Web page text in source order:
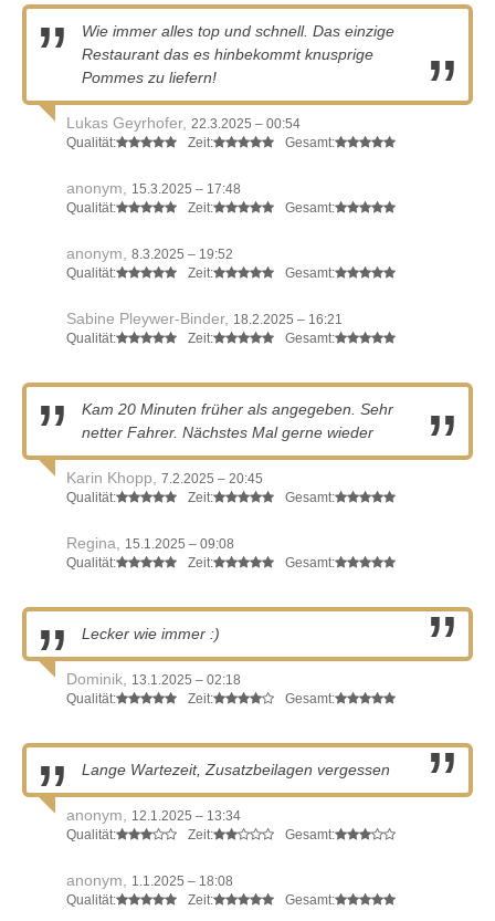
Wie immer alles top und schnell. Das einzige
Restaurant das es hinbekommt knusprige
Pommes zu liefern!
Lukas Geyrhofer, 22.3.2025 – 00:54
Qualität:
Zeit: Gesamt:
anonym,
15.3.2025 – 17:48
Qualität:
Zeit: Gesamt:
anonym, 8.3.2025 – 19:52
Qualität:
Zeit: Gesamt:
Sabine Pleywer-Binder, 18.2.2025 – 16:21
Qualität:
Zeit: Gesamt:
Kam 20 Minuten früher als angegeben. Sehr
netter Fahrer. Nächstes Mal gerne wieder
Karin Khopp, 7.2.2025 – 20:45
Qualität:
Zeit: Gesamt:
Regina,
15.1.2025 – 09:08
Qualität:
Zeit: Gesamt:
Lecker wie immer :)
Dominik,
13.1.2025 – 02:18
Qualität:
Zeit: Gesamt:
Lange Wartezeit, Zusatzbeilagen vergessen
anonym,
12.1.2025 – 13:34
Qualität:
Zeit: Gesamt:
anonym,
1.1.2025 – 18:08
Qualität:
Zeit: Gesamt: